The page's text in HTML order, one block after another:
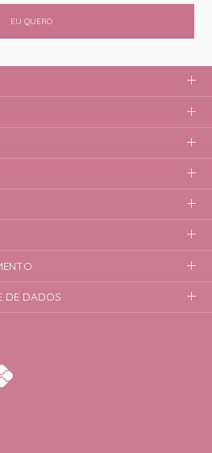
EU QUERO
DE DADOS